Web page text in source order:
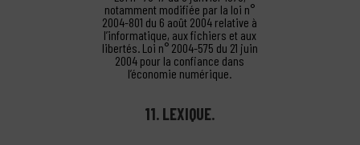
notamment modifiée par la loi n°
2004-801 du 6 août 2004 relative à
l’informatique, aux fichiers et aux
libertés. Loi n° 2004-575 du 21 juin
2004 pour la confiance dans
l’économie numérique.
11. LEXIQUE.